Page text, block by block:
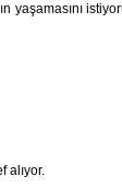
yaşamasını
alıyor.